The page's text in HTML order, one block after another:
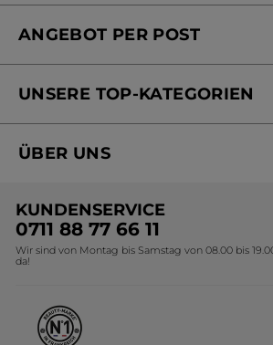
Mein Konto
Online Preisliste
ANGEBOT PER POST
Versandhandel Preisliste
UNSERE TOP-KATEGORIEN
Black Friday Yves Rocher
Geschenkideen Yves Rocher
Kollektion Monoi Yves Rocher
ÜBER UNS
Umweltstiftung YR
Affiliate Programm
KUNDENSERVICE
0711 88 77 66 11
Wir sind von Montag bis Samstag von 08.00 bis
da!